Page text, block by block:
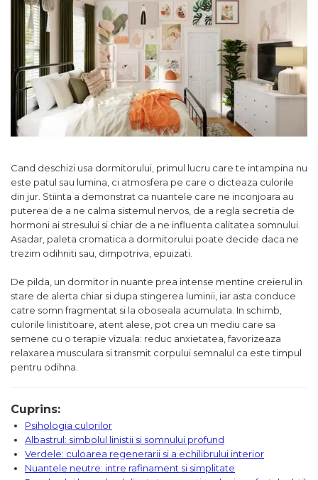
Colectia RIVA
Colectia TIFFANY
Colectia KALE
Colectia TAIDA
Colectia SANDO
Colectia MISA
Colectia BELISSIMO
Colectia HAMLET
Colectia HORIZON
Colectia COMO
Colectia BELLA
Mese Living
Masute Cafea
Scaune Living
Taburet Living
Scaune Tapitate
Mese Si Scaune
Curatare Si Protectie
Somiere PAL
Curatare Si Protectie
Accesorii Mobila
160x200
140x200
90x200
Vezi toate
Cand deschizi usa dormitorului, primul lucru care te intampina nu
este patul sau lumina, ci atmosfera pe care o dicteaza culorile
din jur. Stiinta a demonstrat ca nuantele care ne inconjoara au
puterea de a ne calma sistemul nervos, de a regla secretia de
hormoni ai stresului si chiar de a ne influenta calitatea somnului.
Asadar, paleta cromatica a dormitorului poate decide daca ne
trezim odihniti sau, dimpotriva, epuizati.
De pilda, un dormitor in nuante prea intense mentine creierul in
stare de alerta chiar si dupa stingerea luminii, iar asta conduce
catre somn fragmentat si la oboseala acumulata. In schimb,
culorile linistitoare, atent alese, pot crea un mediu care sa
semene cu o terapie vizuala: reduc anxietatea, favorizeaza
relaxarea musculara si transmit corpului semnalul ca este timpul
pentru odihna.
Cuprins:
Psihologia culorilor
Albastrul: simbolul linistii si somnului profund
Verdele: culoarea regenerarii si a echilibrului interior
Nuantele neutre: intre rafinament si simplitate